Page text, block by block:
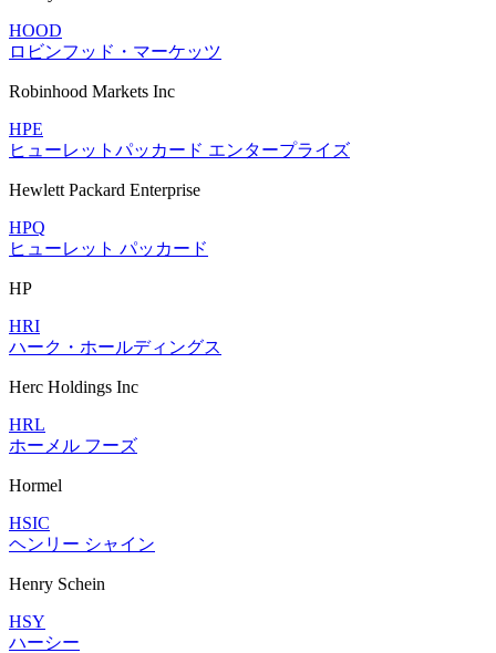
HOOD
ロビンフッド・マーケッツ
Robinhood Markets Inc
HPE
ヒューレットパッカード エンタープライズ
Hewlett Packard Enterprise
HPQ
ヒューレット パッカード
HP
HRI
ハーク・ホールディングス
Herc Holdings Inc
HRL
ホーメル フーズ
Hormel
HSIC
ヘンリー シャイン
Henry Schein
HSY
ハーシー